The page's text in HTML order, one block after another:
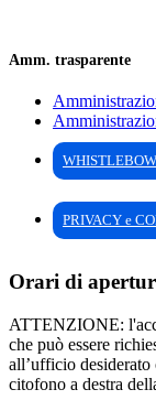
Amm. trasparente
PRIVACY e
Orari di
ATTENZIONE:
che può essere
all’ufficio
citofono a destra